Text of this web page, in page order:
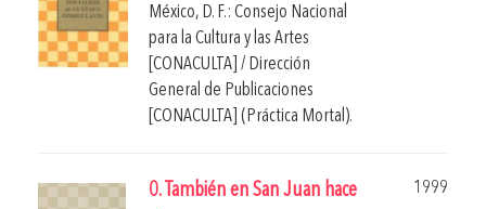
México, D. F.: Consejo Nacional
para la Cultura y las Artes
[CONACULTA] / Dirección
General de Publicaciones
[CONACULTA] (Práctica Mortal).
0. También en San Juan hace
1999